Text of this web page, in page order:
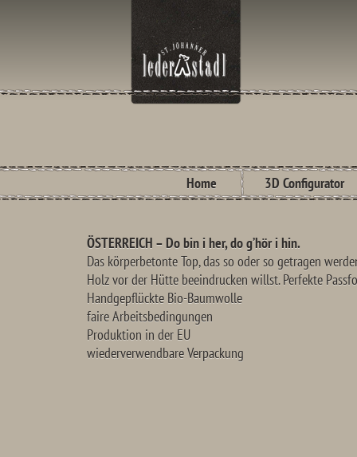
Home 3D Configurator
ÖSTERREICH – Do bin i her, do g’hör i hin.
Das körperbetonte Top, das so oder so getragen
Holz vor der Hütte beeindrucken willst. Perfekte
Handgepflückte Bio-Baumwolle
faire Arbeitsbedingungen
Produktion in der EU
wiederverwendbare Verpackung